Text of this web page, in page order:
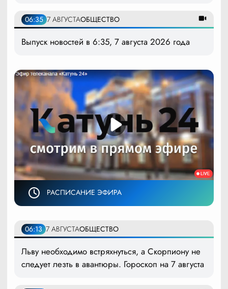
06:35 7 АВГУСТАОБЩЕСТВО
Выпуск новостей в 6:35, 7 августа 2026 года
РАСПИСАНИЕ ЭФИРА
06:13 7 АВГУСТАОБЩЕСТВО
Льву необходимо встряхнуться, а Скорпиону не
следует лезть в авантюры. Гороскоп на 7 августа